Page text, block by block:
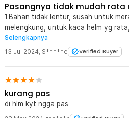
Pasangnya tidak mudah rata
1.Bahan tidak lentur, susah untuk
melengkung, untuk kaca helm yg
pertama kali & gagal pasang, tidak
3.Pemasangan bisa dibantu hair
Selengkapnya
13 Jul 2024, S*****e Verified Buyer
kurang pas
di hlm kyt ngga pas